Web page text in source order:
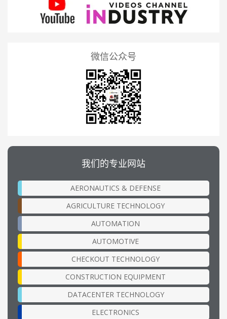
微信公众号
我们的专业网站
AERONAUTICS & DEFENSE
AGRICULTURE TECHNOLOGY
AUTOMATION
AUTOMOTIVE
CHECKOUT TECHNOLOGY
CONSTRUCTION EQUIPMENT
DATACENTER TECHNOLOGY
ELECTRONICS